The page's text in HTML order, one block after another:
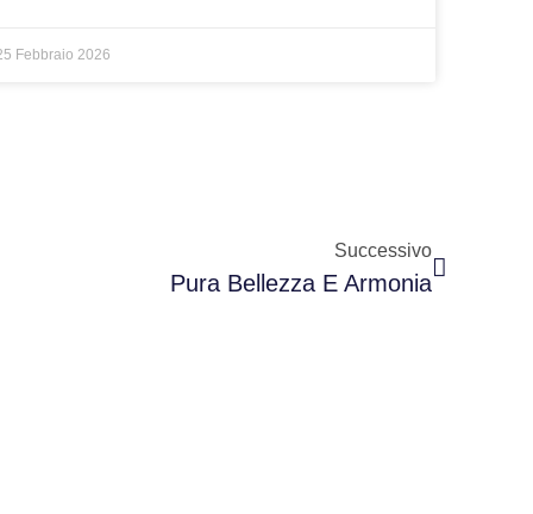
Febbraio 2026
Successivo
Pura Bellezza E Armonia